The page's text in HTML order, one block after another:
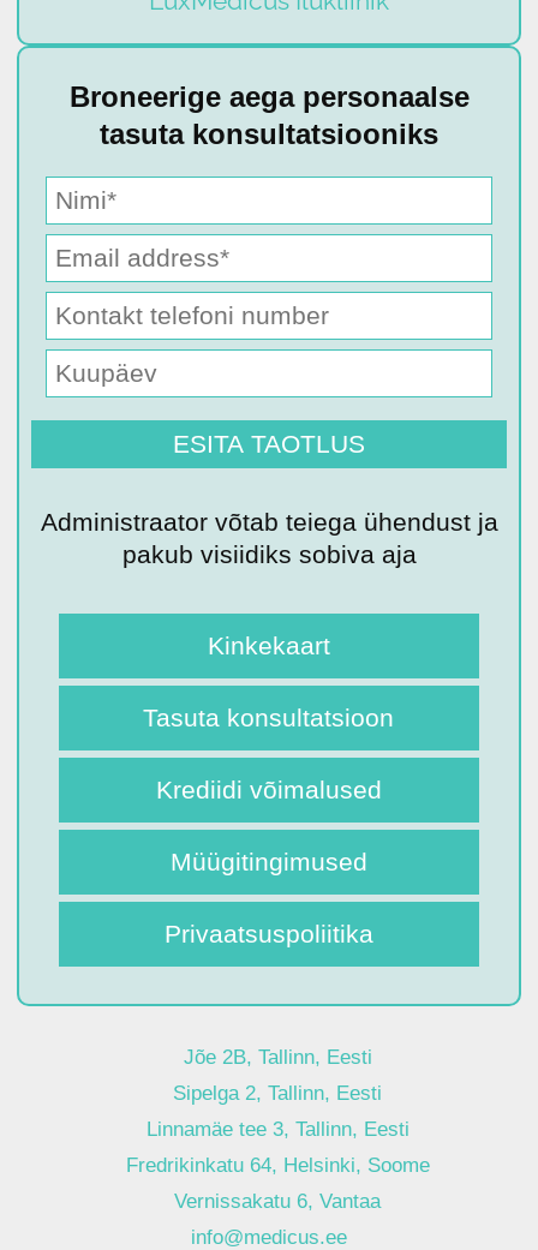
Broneerige aega personaalse
tasuta konsultatsiooniks
Administraator võtab teiega ühendust ja
pakub visiidiks sobiva aja
Kinkekaart
Tasuta konsultatsioon
Krediidi võimalused
Müügitingimused
Privaatsuspoliitika
Jõe 2B, Tallinn, Eesti
Sipelga 2, Tallinn, Eesti
Linnamäe tee 3, Tallinn, Eesti
Fredrikinkatu 64, Helsinki, Soome
Vernissakatu 6, Vantaa
info@medicus.ee